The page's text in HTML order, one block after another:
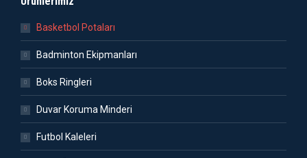
Basketbol Potaları
Badminton Ekipmanları
Boks Ringleri
Duvar Koruma Minderi
Futbol Kaleleri